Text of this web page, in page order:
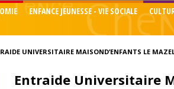
ENFANCE JEUNESSE - VIE SOCIALE
UNIVERSITAIRE MAISOND’ENFANTS LE
Entraide Universitaire